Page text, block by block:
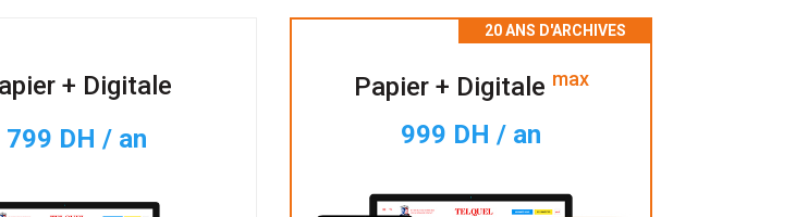
+ Digitale
799 DH / an
Papier + Digitale max
999 DH / an